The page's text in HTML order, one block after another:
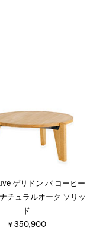
ゲリドン バ コーヒー
チュラルオーク ソリッ
ド
￥350,900